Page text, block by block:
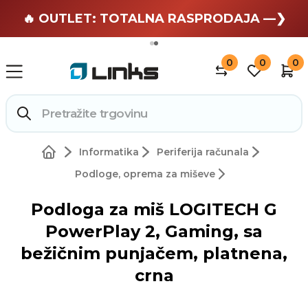
🏄 Zaslužuješ odmor —❯
🔥 OUTLET: TOTALNA RASPRODAJA —❯
0 0 0
Informatika
Periferija računala
Podloge, oprema za miševe
Podloga za miš LOGITECH G
PowerPlay 2, Gaming, sa
bežičnim punjačem, platnena,
crna